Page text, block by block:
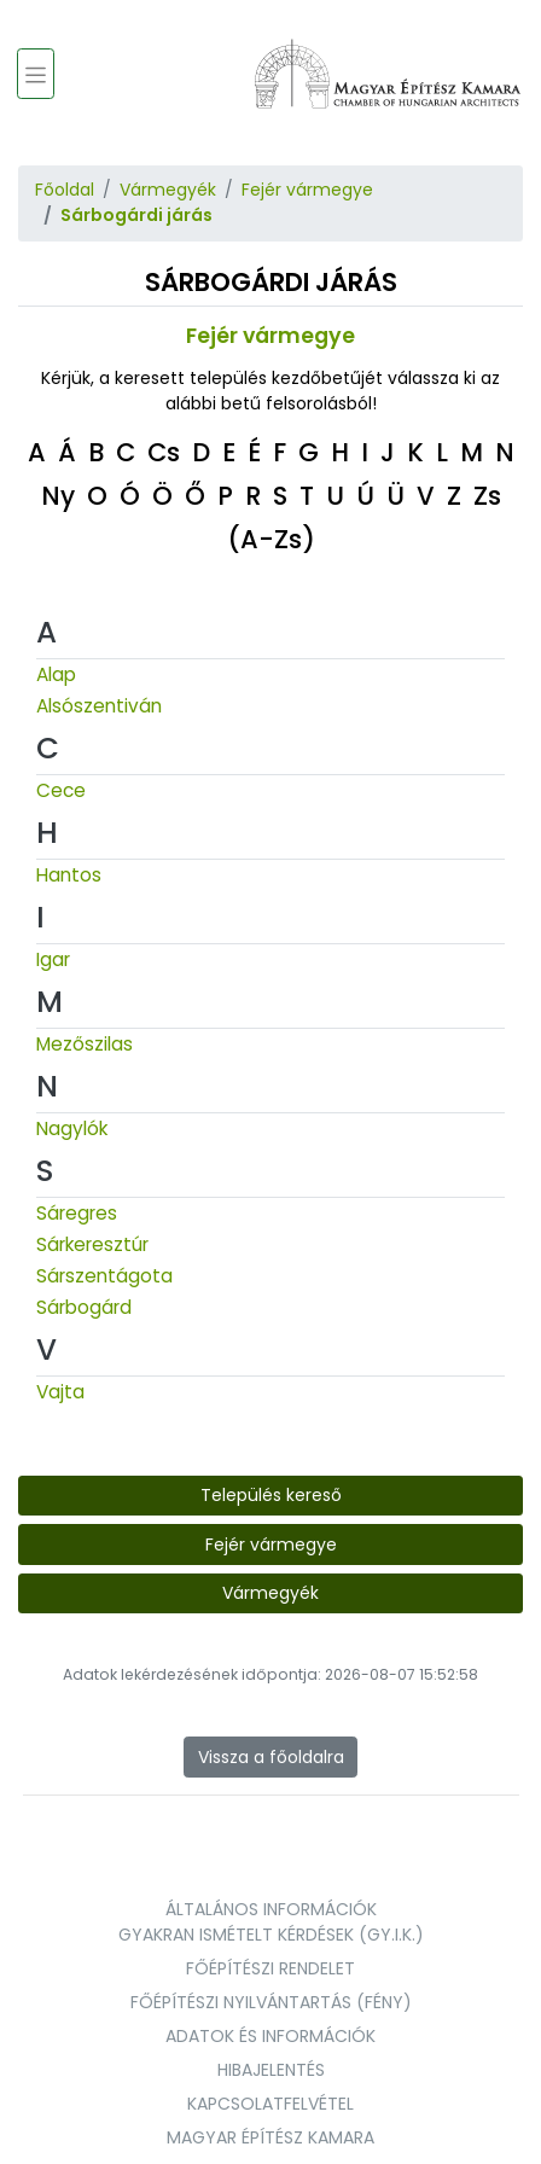
Főoldal Vármegyék
Fejér vármegye
Sárbogárdi járás
SÁRBOGÁRDI JÁRÁS
Fejér vármegye
Kérjük, a keresett település kezdőbetűjét válassza ki az
alábbi betű felsorolásból!
A Á B C Cs D E É F G H I J K L M N
Ny O Ó Ö Ő P R S T U Ú Ü V Z Zs
(A-Zs)
A
Alap
Alsószentiván
C
Cece
H
Hantos
I
Igar
M
Mezőszilas
N
Nagylók
S
Sáregres
Sárkeresztúr
Sárszentágota
Sárbogárd
V
Vajta
Település kereső
Fejér vármegye
Vármegyék
Adatok lekérdezésének időpontja: 2026-08-07 15:52:58
Vissza a főoldalra
ÁLTALÁNOS INFORMÁCIÓK
GYAKRAN ISMÉTELT KÉRDÉSEK (GY.I.K.)
FŐÉPÍTÉSZI RENDELET
FŐÉPÍTÉSZI NYILVÁNTARTÁS (FÉNY)
ADATOK ÉS INFORMÁCIÓK
HIBAJELENTÉS
KAPCSOLATFELVÉTEL
MAGYAR ÉPÍTÉSZ KAMARA